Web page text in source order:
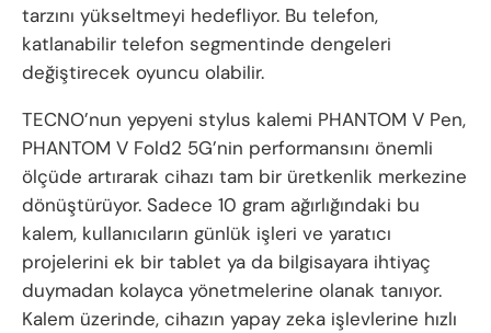
tarzını yükseltmeyi hedefliyor. Bu telefon,
katlanabilir telefon segmentinde dengeleri
değiştirecek oyuncu olabilir.
TECNO’nun yepyeni stylus kalemi PHANTOM V Pen,
PHANTOM V Fold2 5G’nin performansını önemli
ölçüde artırarak cihazı tam bir üretkenlik merkezine
dönüştürüyor. Sadece 10 gram ağırlığındaki bu
kalem, kullanıcıların günlük işleri ve yaratıcı
projelerini ek bir tablet ya da bilgisayara ihtiyaç
duymadan kolayca yönetmelerine olanak tanıyor.
Kalem üzerinde, cihazın yapay zeka işlevlerine hızlı